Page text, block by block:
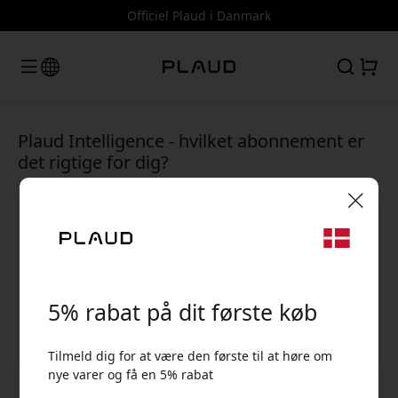
Officiel Plaud i Danmark
Plaud Intelligence - hvilket abonnement er
det rigtige for dig?
5% rabat på dit første køb
Tilmeld dig for at være den første til at høre om
nye varer og få en 5% rabat
🎉 Din rabatkode:
Brug denne kode ved kassen for at få 5% rabat.